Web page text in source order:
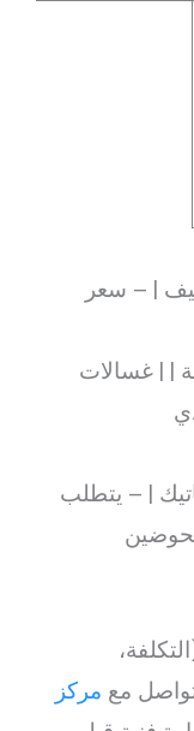
| – سعر
| | غسالات
| – يتطلب
مع مركز